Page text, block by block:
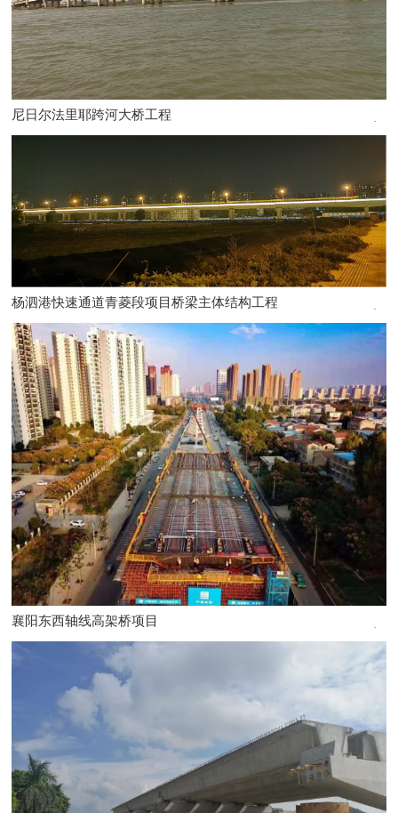
尼日尔法里耶跨河大桥工程
杨泗港快速通道青菱段项目桥梁主体结构工程
襄阳东西轴线高架桥项目